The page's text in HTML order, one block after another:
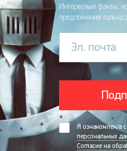
Интересные факты,
предложения только
Эл. почта
Я ознакомлен/а с
персональных
Согласие на